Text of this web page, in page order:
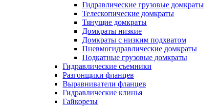
Гидравлические грузовые домкраты
Телескопические домкраты
Тянущие домкраты
Домкраты низкие
Домкраты с низким подхватом
Пневмогидравлические домкраты
Подкатные грузовые домкраты
Гидравлические съемники
Разгонщики фланцев
Выравниватели фланцев
Гидравлические клинья
Гайкорезы